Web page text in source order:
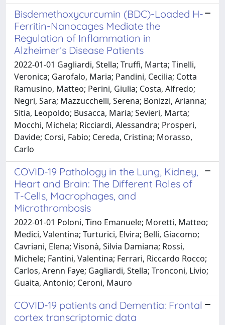
Bisdemethoxycurcumin (BDC)-Loaded H-
Ferritin-Nanocages Mediate the
Regulation of Inflammation in
Alzheimer’s Disease Patients
2022-01-01 Gagliardi, Stella; Truffi, Marta; Tinelli,
Veronica; Garofalo, Maria; Pandini, Cecilia; Cotta
Ramusino, Matteo; Perini, Giulia; Costa, Alfredo;
Negri, Sara; Mazzucchelli, Serena; Bonizzi, Arianna;
Sitia, Leopoldo; Busacca, Maria; Sevieri, Marta;
Mocchi, Michela; Ricciardi, Alessandra; Prosperi,
Davide; Corsi, Fabio; Cereda, Cristina; Morasso,
Carlo
COVID-19 Pathology in the Lung, Kidney,
Heart and Brain: The Different Roles of
T-Cells, Macrophages, and
Microthrombosis
2022-01-01 Poloni, Tino Emanuele; Moretti, Matteo;
Medici, Valentina; Turturici, Elvira; Belli, Giacomo;
Cavriani, Elena; Visonà, Silvia Damiana; Rossi,
Michele; Fantini, Valentina; Ferrari, Riccardo Rocco;
Carlos, Arenn Faye; Gagliardi, Stella; Tronconi, Livio;
Guaita, Antonio; Ceroni, Mauro
COVID-19 patients and Dementia: Frontal
cortex transcriptomic data